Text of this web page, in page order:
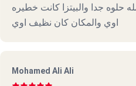
حلوه جدا والبيتزا كانت خطيره
اوي والمكان كان نظيف اوي
Mohamed Ali Ali